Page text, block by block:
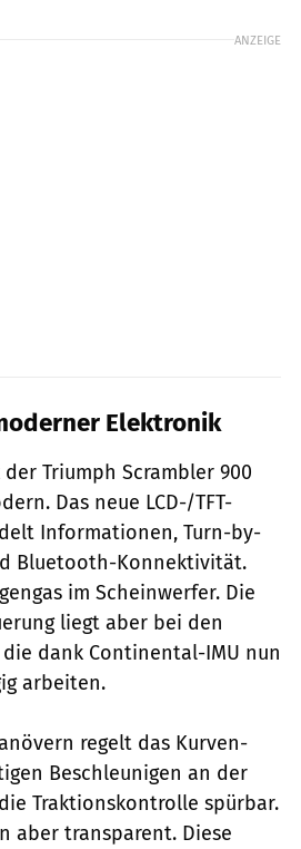
ANZEIGE
Elektronik
Triumph Scrambler 900
Das neue LCD-/TFT-
Informationen, Turn-by-
Bluetooth-Konnektivität.
im Scheinwerfer. Die
liegt aber bei den
die dank Continental-IMU nun
arbeiten.
regelt das Kurven-
Beschleunigen an der
Traktionskontrolle spürbar.
aber transparent. Diese